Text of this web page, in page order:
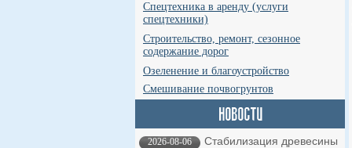
Спецтехника в аренду (услуги
спецтехники)
Строительство, ремонт, сезонное
содержание дорог
Озеленение и благоустройство
Смешивание почвогрунтов
2026-08-06
Стабилизация древесины